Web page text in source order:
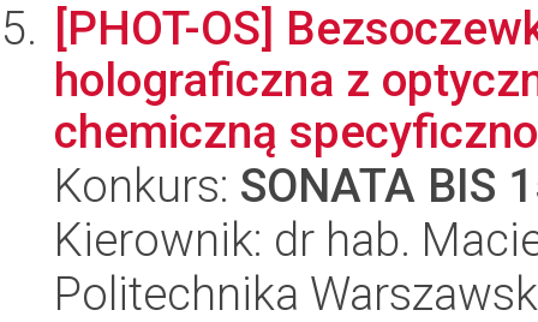
[PHOT-OS]
holograficzna z
chemiczną
Konkurs: SONATA BIS
Kierownik: dr hab.
Politechnika